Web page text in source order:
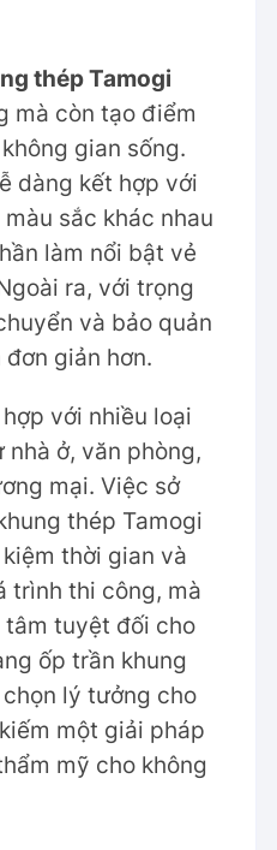
thép Tamogi
mà còn tạo điểm
gian sống.
dàng kết hợp với
sắc khác nhau
làm nổi bật vẻ
ra, với trọng
và bảo quản
giản hơn.
với nhiều loại
ở, văn phòng,
mại. Việc sở
thép Tamogi
thời gian và
trình thi công, mà
tâm tuyệt đối cho
ốp trần khung
lý tưởng cho
một giải pháp
mỹ cho không